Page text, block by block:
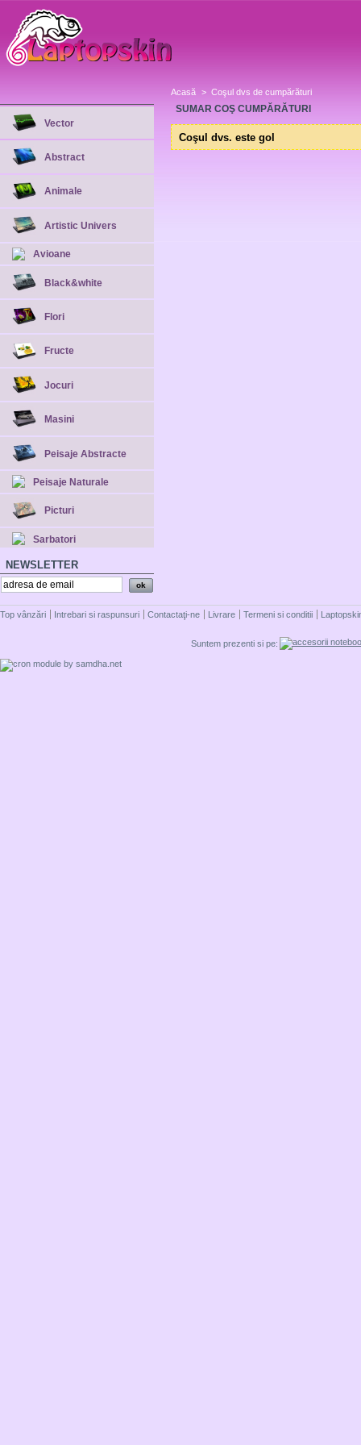
Vector
Abstract
Animale
Artistic Univers
Avioane
Black&white
Flori
Fructe
Jocuri
Masini
Peisaje Abstracte
Peisaje Naturale
Picturi
Sarbatori
NEWSLETTER
Acasă > Coşul dvs de cumpărături
SUMAR COŞ CUMPĂRĂTURI
Coşul dvs. este gol
Top vânzări Intrebari si raspunsuri Contactaţi-ne Livrare Termeni si conditii
Suntem prezenti si pe: